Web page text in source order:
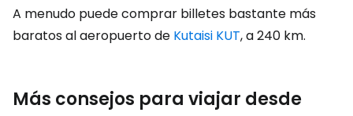
A menudo puede comprar billetes bastante más
baratos al aeropuerto de Kutaisi KUT, a 240 km.
Más consejos para viajar desde